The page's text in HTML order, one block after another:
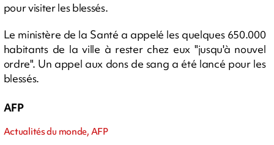
pour visiter les blessés.
Le ministère de la Santé a appelé les quelques 650.000
habitants de la ville à rester chez eux "jusqu'à nouvel
ordre". Un appel aux dons de sang a été lancé pour les
blessés.
AFP
Actualités du monde, AFP